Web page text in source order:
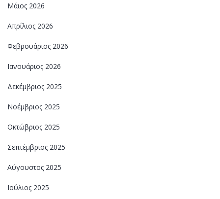
Μάιος 2026
Απρίλιος 2026
Φεβρουάριος 2026
Ιανουάριος 2026
Δεκέμβριος 2025
Νοέμβριος 2025
Οκτώβριος 2025
Σεπτέμβριος 2025
Αύγουστος 2025
Ιούλιος 2025